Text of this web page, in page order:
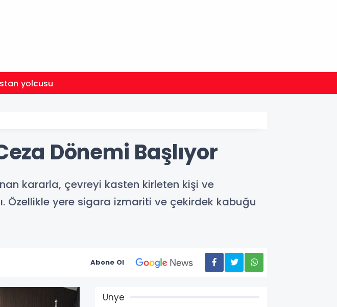
yolcusu
Dönemi Başlıyor
kararla, çevreyi kasten kirleten kişi ve
Özellikle yere sigara izmariti ve çekirdek kabuğu
Abone Ol
Ünye